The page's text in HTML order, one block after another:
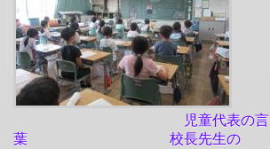
児童代表の言
葉 校長先生の